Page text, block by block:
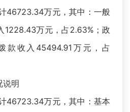
万元，其中：一般
1228.43万元，占2.63%；政
款收入45494.91万元，占
明
万元，其中：基本